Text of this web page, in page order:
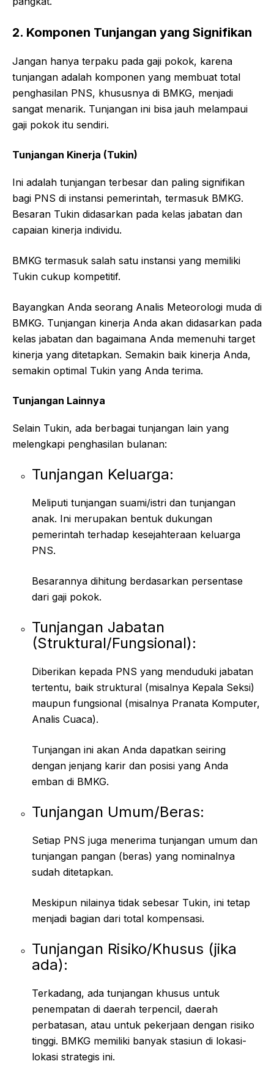
2. Komponen Tunjangan yang Signifikan
Jangan hanya terpaku pada gaji pokok, karena
tunjangan adalah komponen yang membuat total
penghasilan PNS, khususnya di BMKG, menjadi
sangat menarik. Tunjangan ini bisa jauh melampaui
gaji pokok itu sendiri.
Tunjangan Kinerja (Tukin)
Ini adalah tunjangan terbesar dan paling signifikan
bagi PNS di instansi pemerintah, termasuk BMKG.
Besaran Tukin didasarkan pada kelas jabatan dan
capaian kinerja individu.
BMKG termasuk salah satu instansi yang memiliki
Tukin cukup kompetitif.
Bayangkan Anda seorang Analis Meteorologi muda di
BMKG. Tunjangan kinerja Anda akan didasarkan pada
kelas jabatan dan bagaimana Anda memenuhi target
kinerja yang ditetapkan. Semakin baik kinerja Anda,
semakin optimal Tukin yang Anda terima.
Tunjangan Lainnya
Selain Tukin, ada berbagai tunjangan lain yang
melengkapi penghasilan bulanan:
Tunjangan Keluarga:
Meliputi tunjangan suami/istri dan tunjangan
anak. Ini merupakan bentuk dukungan
pemerintah terhadap kesejahteraan keluarga
PNS.
Besarannya dihitung berdasarkan persentase
dari gaji pokok.
Tunjangan Jabatan
(Struktural/Fungsional):
Diberikan kepada PNS yang menduduki jabatan
tertentu, baik struktural (misalnya Kepala Seksi)
maupun fungsional (misalnya Pranata Komputer,
Analis Cuaca).
Tunjangan ini akan Anda dapatkan seiring
dengan jenjang karir dan posisi yang Anda
emban di BMKG.
Tunjangan Umum/Beras:
Setiap PNS juga menerima tunjangan umum dan
tunjangan pangan (beras) yang nominalnya
sudah ditetapkan.
Meskipun nilainya tidak sebesar Tukin, ini tetap
menjadi bagian dari total kompensasi.
Tunjangan Risiko/Khusus (jika
ada):
Terkadang, ada tunjangan khusus untuk
penempatan di daerah terpencil, daerah
perbatasan, atau untuk pekerjaan dengan risiko
tinggi. BMKG memiliki banyak stasiun di lokasi-
lokasi strategis ini.